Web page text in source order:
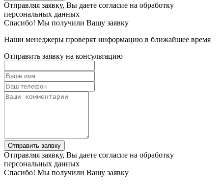
Отправляя заявку, Вы даете согласие на обработку
персональных данных
Спасибо! Мы получили Вашу заявку
Наши менеджеры проверят информацию в ближайшее время
Отправить заявку на консультацию
Отправить заявку
Отправляя заявку, Вы даете согласие на обработку
персональных данных
Спасибо! Мы получили Вашу заявку